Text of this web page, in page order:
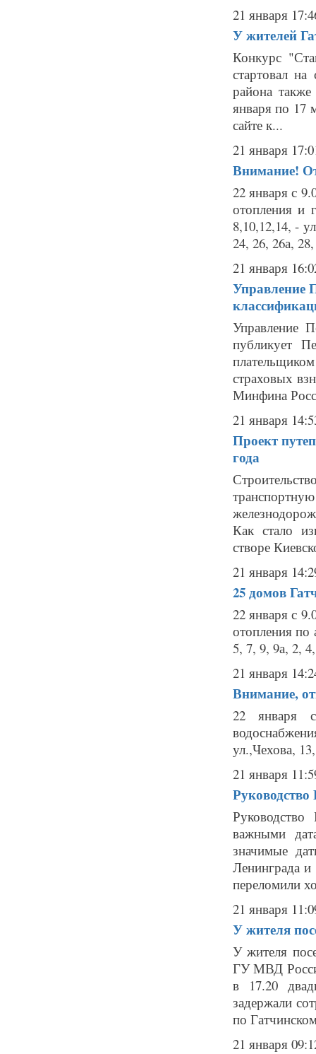
21 января
У жителей
Конкурс
стартовал
района
января по 17
сайте к...
21 января
Внимание!
22 января с
отопления и
8,10,12,14, -
24, 26, 26а,
21 января
Управление
Управление
публикует
страховых
Минфина
21 января
Проект
года
Как стало
створе
21 января
25 домов
22 января с
отопления
5, 7, 9, 9а, 2,
21 января
Внимание,
22 января
ул.,Чехова,
21 января
важными
значимые
Ленинграда
переломили
21 января
У жителя
У жителя
ГУ МВД
в 17.20
задержали
по
21 января